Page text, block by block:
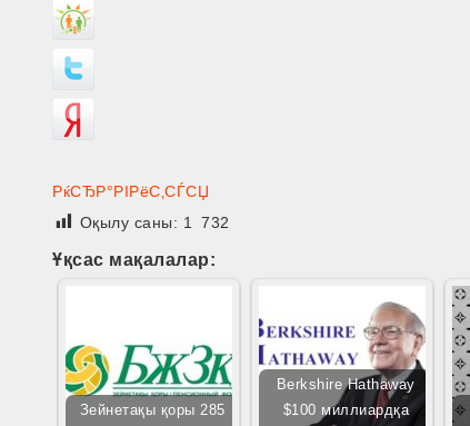
РќСЂР°РІРёС‚СЃСЏ
Оқылу саны: 1 732
Ұқсас мақалалар:
Зейнетақы қоры 285
Berkshire Hathaway
$100 миллиардқа